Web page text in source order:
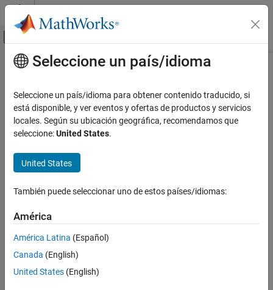
Saltar al contenido
Mostrar/ocultar menú de navegación
Inicio de Documentación
Contenido principal
¿Qué tan útil fue esta traducción?
Seleccione un país/idioma
Seleccione un país/idioma para obtener contenido traducido, si
está disponible, y ver eventos y ofertas de productos y servicios
locales. Según su ubicación geográfica, recomendamos que
seleccione:United States.
United States
También puede seleccionar uno de estos países/idiomas:
América
América Latina (Español)
Canada (English)
United States (English)